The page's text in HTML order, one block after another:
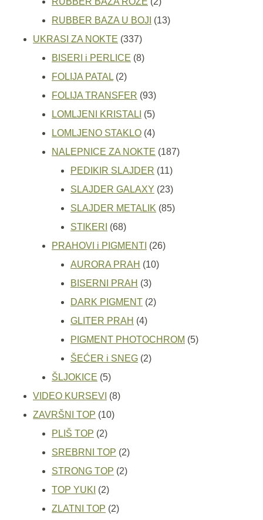
proizvoda
RUBBER BAZA U BOJI 1313
UKRASI ZA NOKTE 337337
proizvoda
BISERI i PERLICE 88
FOLIJA PATAL 22
proizvoda
FOLIJA TRANSFER 9393
proizvoda
LOMLJENI KRISTALI 55
proizvoda
LOMLJENO STAKLO 44
proizvoda
NALEPNICE ZA NOKTE 187187
PEDIKIR SLAJDER 1111
proizvoda
SLAJDER GALAXY 2323
proizvoda
SLAJDER METALIK 8585
STIKERI 6868
proizvoda
PRAHOVI i PIGMENTI 2626
AURORA PRAH 1010
BISERNI PRAH 33
proizvoda
DARK PIGMENT 22
GLITER PRAH 44
proizvoda
PIGMENT PHOTOCHROM 55
ŠEĆER i SNEG 22
ŠLJOKICE 55
proizvoda
VIDEO KURSEVI 88
ZAVRŠNI TOP 1010
PLIŠ TOP 22
proizvoda
SREBRNI TOP 22
proizvoda
STRONG TOP 22
TOP YUKI 22
proizvoda
ZLATNI TOP 22